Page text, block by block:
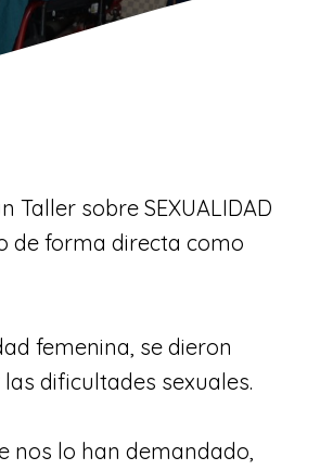
sobre SEXUALIDAD
de forma directa como
femenina, se dieron
dificultades sexuales.
nos lo han demandado,